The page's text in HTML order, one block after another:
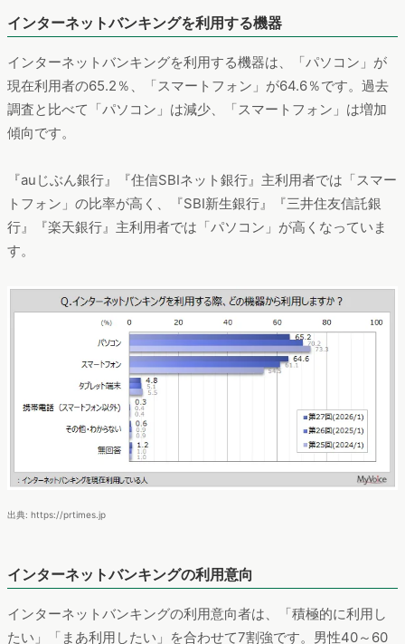
インターネットバンキングを利用する機器
インターネットバンキングを利用する機器は、「パソコン」が
現在利用者の65.2％、「スマートフォン」が64.6％です。過去
調査と比べて「パソコン」は減少、「スマートフォン」は増加
傾向です。
『auじぶん銀行』『住信SBIネット銀行』主利用者では「スマー
トフォン」の比率が高く、『SBI新生銀行』『三井住友信託銀
行』『楽天銀行』主利用者では「パソコン」が高くなっていま
す。
出典: https://prtimes.jp
インターネットバンキングの利用意向
インターネットバンキングの利用意向者は、「積極的に利用し
たい」「まあ利用したい」を合わせて7割強です。男性40～60